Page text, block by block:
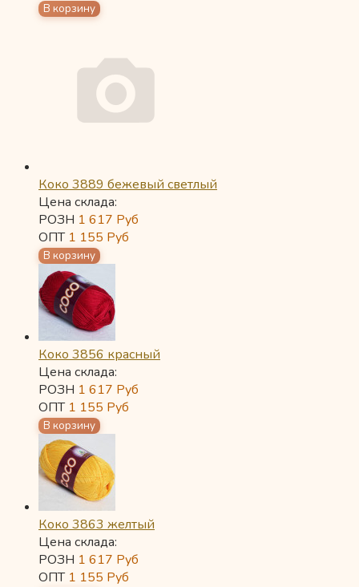
Коко 3889 бежевый светлый
Цена склада:
РОЗН 1 617 Руб
ОПТ 1 155 Руб
Коко 3856 красный
Цена склада:
РОЗН 1 617 Руб
ОПТ 1 155 Руб
Коко 3863 желтый
Цена склада:
РОЗН 1 617 Руб
ОПТ 1 155 Руб